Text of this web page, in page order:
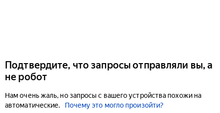
Подтвердите, что запросы отправляли вы, а
не робот
Нам очень жаль, но запросы с вашего устройства похожи на
автоматические.
Почему это могло произойти?